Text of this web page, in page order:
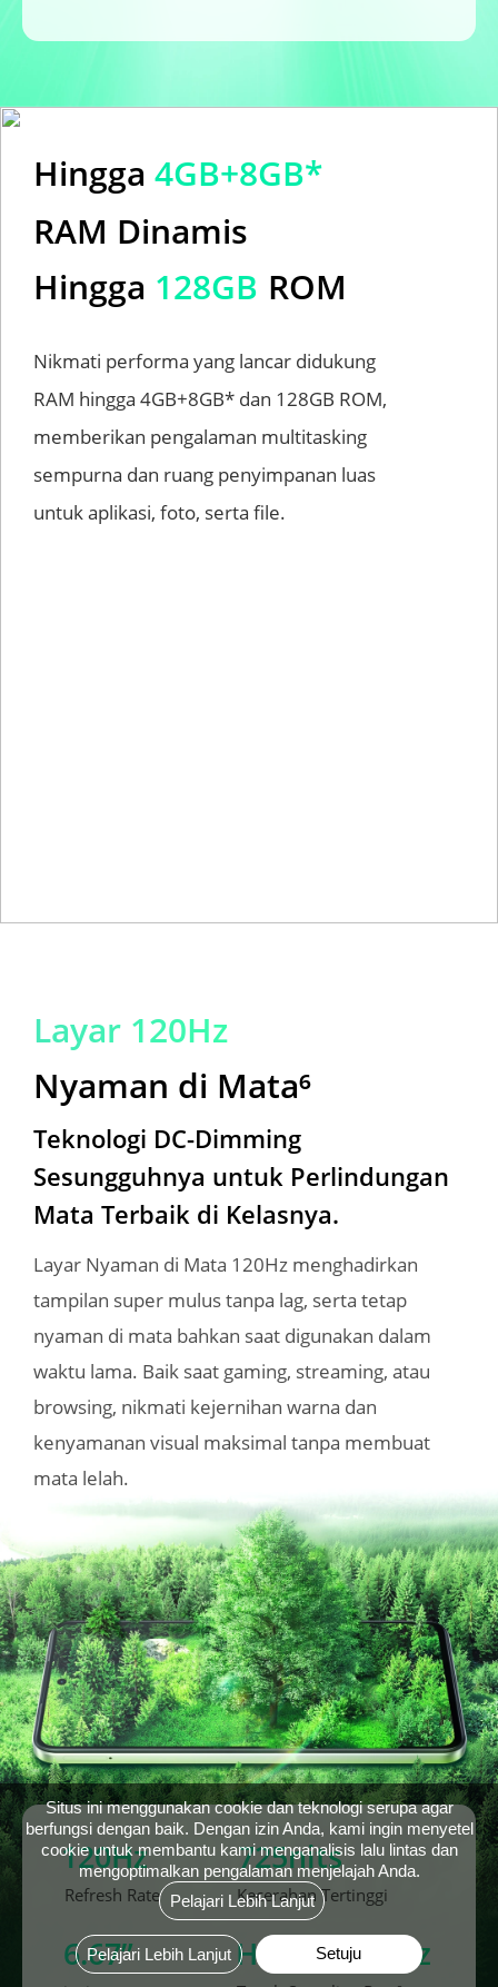
Nikmati performa yang lancar didukung
RAM hingga 4GB+8GB* dan 128GB ROM,
memberikan pengalaman multitasking
sempurna dan ruang penyimpanan luas
untuk aplikasi, foto, serta file.
ROM
128GB
Hingga
RAM Dinamis
4GB+8GB*
Hingga
Hingga 240Hz
6.67”
Kecerahan Tertinggi
725nits
Refresh Rate
120Hz
Layar Nyaman di Mata 120Hz menghadirkan
tampilan super mulus tanpa lag, serta tetap
nyaman di mata bahkan saat digunakan dalam
waktu lama. Baik saat gaming, streaming, atau
browsing, nikmati kejernihan warna dan
kenyamanan visual maksimal tanpa membuat
mata lelah.
Teknologi DC-Dimming
Sesungguhnya untuk Perlindungan
Mata Terbaik di Kelasnya.
Nyaman di Mata⁶
Layar 120Hz
Situs ini menggunakan cookie dan teknologi serupa agar
berfungsi dengan baik. Dengan izin Anda, kami ingin menyetel
cookie untuk membantu kami menganalisis lalu lintas dan
mengoptimalkan pengalaman menjelajah Anda.
Pelajari Lebih Lanjut
Pelajari Lebih Lanjut Setuju